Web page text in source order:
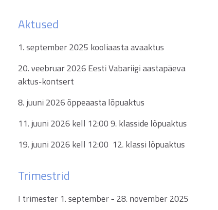
Aktused
1. september 2025 kooliaasta avaaktus
20. veebruar 2026 Eesti Vabariigi aastapäeva
aktus-kontsert
8. juuni 2026 õppeaasta lõpuaktus
11. juuni 2026 kell 12:00 9. klasside lõpuaktus
19. juuni 2026 kell 12:00 12. klassi lõpuaktus
Trimestrid
I trimester 1. september - 28. november 2025